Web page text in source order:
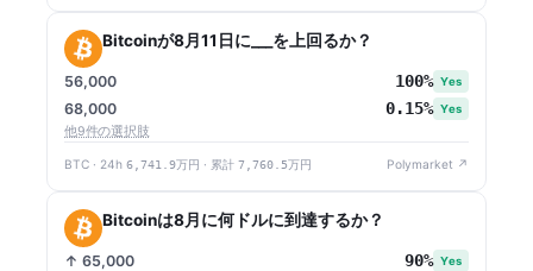
Bitcoinが8月11日に___を上回るか？
56,000 100% Yes
68,000 0.15% Yes
他9件の選択肢
BTC · 24h 6,741.9万円 · 累計 7,760.5万円 Polymarket ↗
Bitcoinは8月に何ドルに到達するか？
↑ 65,000 90% Yes